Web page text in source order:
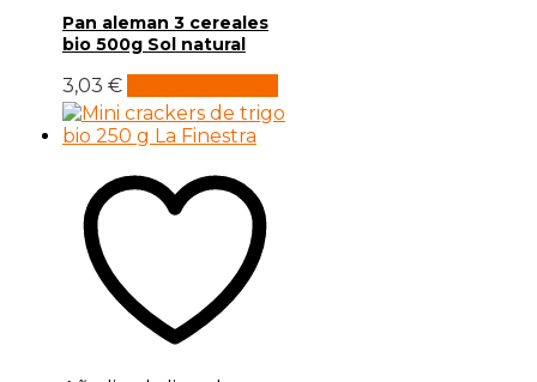
Pan aleman 3 cereales
bio 500g Sol natural
3,03 €